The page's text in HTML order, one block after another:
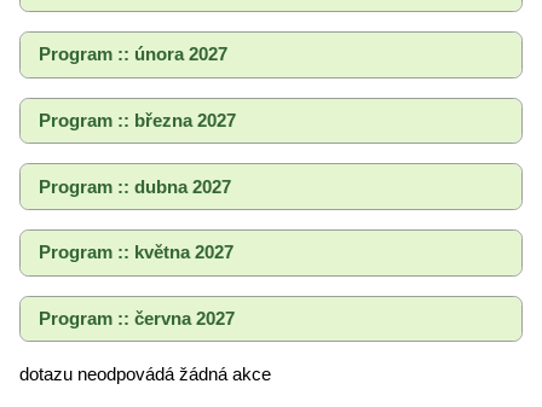
Program :: února 2027
Program :: března 2027
Program :: dubna 2027
Program :: května 2027
Program :: června 2027
dotazu neodpovádá žádná akce